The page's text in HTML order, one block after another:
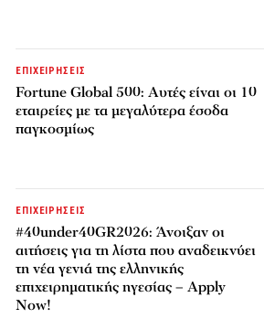
ΕΠΙΧΕΙΡΗΣΕΙΣ
Fortune Global 500: Αυτές είναι οι 10
εταιρείες με τα μεγαλύτερα έσοδα
παγκοσμίως
ΕΠΙΧΕΙΡΗΣΕΙΣ
#40under40GR2026: Άνοιξαν οι
αιτήσεις για τη λίστα που αναδεικνύει
τη νέα γενιά της ελληνικής
επιχειρηματικής ηγεσίας – Apply
Now!